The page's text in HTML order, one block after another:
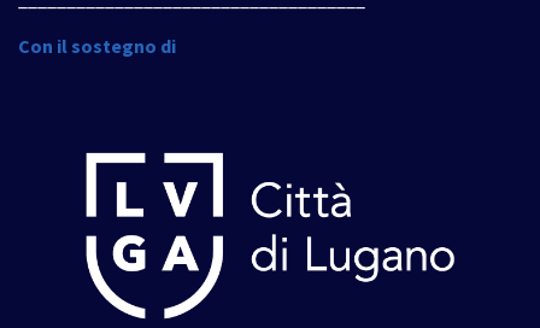
Con il sostegno di